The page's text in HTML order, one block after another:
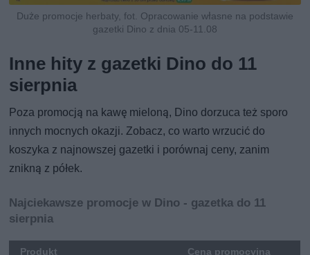
Duże promocje herbaty, fot. Opracowanie własne na podstawie
gazetki Dino z dnia 05-11.08
Inne hity z gazetki Dino do 11
sierpnia
Poza promocją na kawę mieloną, Dino dorzuca też sporo
innych mocnych okazji. Zobacz, co warto wrzucić do
koszyka z najnowszej gazetki i porównaj ceny, zanim
znikną z półek.
Najciekawsze promocje w Dino - gazetka do 11
sierpnia
Produkt
Cena promocyjna